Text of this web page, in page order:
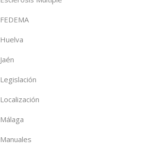
FEDEMA
Huelva
Jaén
Legislación
Localización
Málaga
Manuales